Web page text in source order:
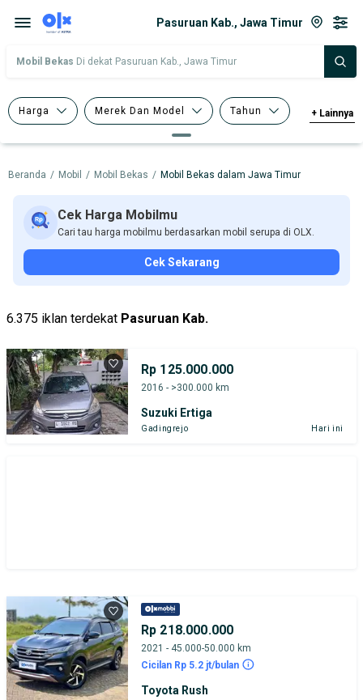
Pasuruan Kab., Jawa Timur
Mobil Bekas Di dekat Pasuruan Kab., Jawa Timur
Harga Merek Dan Model Tahun
Tipe Bodi Tipe Membership
+ Lainnya
Beranda / Mobil / Mobil Bekas / Mobil Bekas dalam Jawa Timur
Cek Harga Mobilmu
Cari tau harga mobilmu berdasarkan mobil serupa di OLX.
Cek Sekarang
6.375 iklan terdekat Pasuruan Kab.
Rp 125.000.000
2016 - >300.000 km
Suzuki Ertiga
Gadingrejo Hari ini
Rp 218.000.000
2021 - 45.000-50.000 km
Cicilan Rp 5.2 jt/bulan
Toyota Rush